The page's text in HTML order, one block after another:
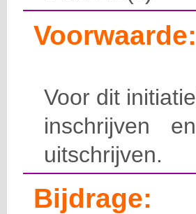
Voorwaarde:
Voor dit
inschrijven
uitschrijven.
Bijdrage: